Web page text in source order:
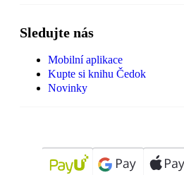
Sledujte nás
Mobilní aplikace
Kupte si knihu Čedok
Novinky